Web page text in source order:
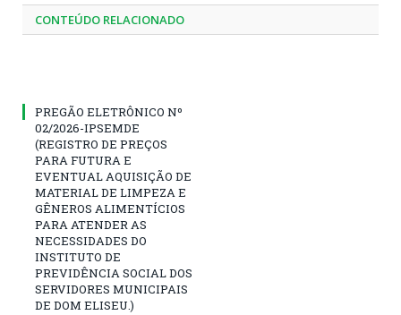
CONTEÚDO RELACIONADO
PREGÃO ELETRÔNICO Nº
02/2026-IPSEMDE
(REGISTRO DE PREÇOS
PARA FUTURA E
EVENTUAL AQUISIÇÃO DE
MATERIAL DE LIMPEZA E
GÊNEROS ALIMENTÍCIOS
PARA ATENDER AS
NECESSIDADES DO
INSTITUTO DE
PREVIDÊNCIA SOCIAL DOS
SERVIDORES MUNICIPAIS
DE DOM ELISEU.)